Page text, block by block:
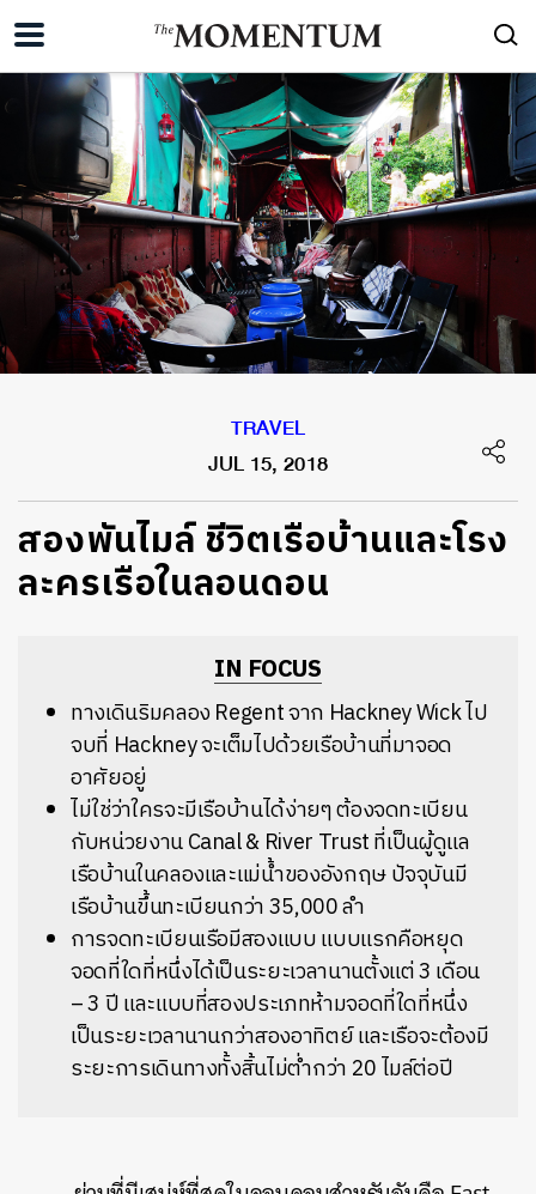
TRAVEL
JUL 15, 2018
สองพันไมล์ ชีวิตเรือบ้านและโรง
ละครเรือในลอนดอน
IN FOCUS
ทางเดินริมคลอง Regent จาก Hackney Wick ไป
จบที่ Hackney จะเต็มไปด้วยเรือบ้านที่มาจอด
อาศัยอยู่
ไม่ใช่ว่าใครจะมีเรือบ้านได้ง่ายๆ ต้องจดทะเบียน
กับหน่วยงาน Canal & River Trust ที่เป็นผู้ดูแล
เรือบ้านในคลองและแม่น้ำของอังกฤษ ปัจจุบันมี
เรือบ้านขึ้นทะเบียนกว่า 35,000 ลำ
การจดทะเบียนเรือมีสองแบบ แบบแรกคือหยุด
จอดที่ใดที่หนึ่งได้เป็นระยะเวลานานตั้งแต่ 3 เดือน
– 3 ปี และแบบที่สองประเภทห้ามจอดที่ใดที่หนึ่ง
เป็นระยะเวลานานกว่าสองอาทิตย์ และเรือจะต้องมี
ระยะการเดินทางทั้งสิ้นไม่ต่ำกว่า 20 ไมล์ต่อปี